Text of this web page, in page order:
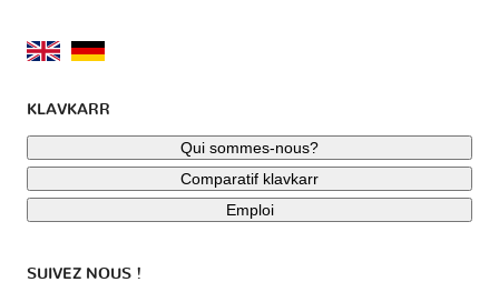
KLAVKARR
Qui sommes-nous?
Comparatif klavkarr
Emploi
SUIVEZ NOUS !